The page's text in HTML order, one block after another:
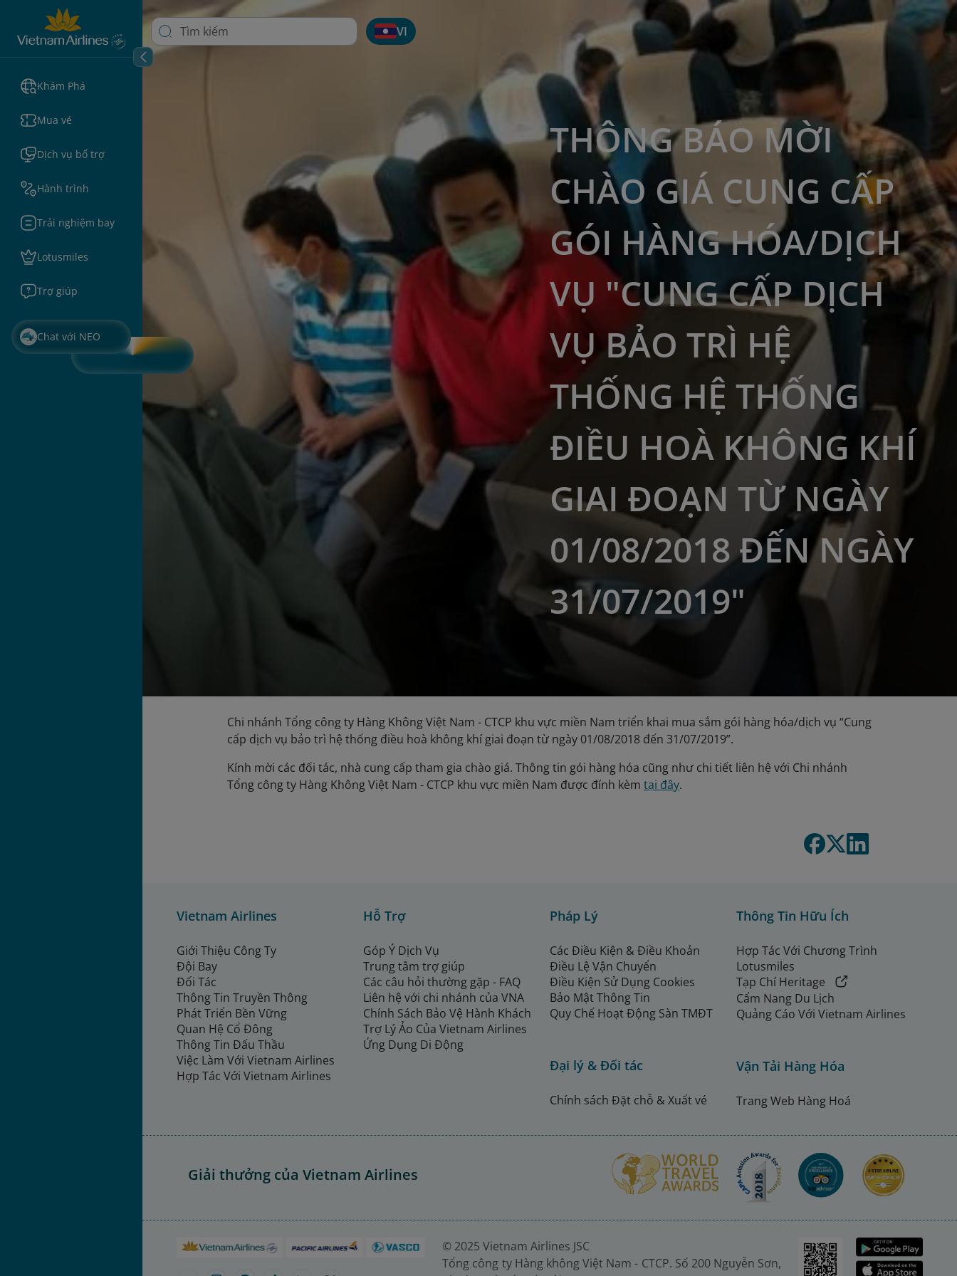
Khám Phá
Mua vé
Dịch vụ bổ trợ
Hành trình
Trải nghiệm bay
Lotusmiles
Trợ giúp
Chat với NEO
VI
THÔNG BÁO MỜI
CHÀO GIÁ CUNG CẤP
GÓI HÀNG HÓA/DỊCH
VỤ "CUNG CẤP DỊCH
VỤ BẢO TRÌ HỆ
THỐNG HỆ THỐNG
ĐIỀU HOÀ KHÔNG KHÍ
GIAI ĐOẠN TỪ NGÀY
01/08/2018 ĐẾN NGÀY
31/07/2019"
Chi nhánh Tổng công ty Hàng Không Việt Nam - CTCP khu vực miền Nam triển khai mua sắm gói hàng hóa/dịch vụ “Cung
cấp dịch vụ bảo trì hệ thống điều hoà không khí giai đoạn từ ngày 01/08/2018 đến 31/07/2019”.
Kính mời các đối tác, nhà cung cấp tham gia chào giá. Thông tin gói hàng hóa cũng như chi tiết liên hệ với Chi nhánh
Tổng công ty Hàng Không Việt Nam - CTCP khu vực miền Nam được đính kèmtại đây.
Vietnam Airlines
Giới Thiệu Công Ty
Đội Bay
Đối Tác
Thông Tin Truyền Thông
Phát Triển Bền Vững
Quan Hệ Cổ Đông
Thông Tin Đấu Thầu
Việc Làm Với Vietnam Airlines
Hợp Tác Với Vietnam Airlines
Hỗ Trợ
Góp Ý Dịch Vụ
Trung tâm trợ giúp
Các câu hỏi thường gặp - FAQ
Liên hệ với chi nhánh của VNA
Chính Sách Bảo Vệ Hành Khách
Trợ Lý Ảo Của Vietnam Airlines
Ứng Dụng Di Động
Pháp Lý
Các Điều Kiện & Điều Khoản
Điều Lệ Vận Chuyển
Điều Kiện Sử Dụng Cookies
Bảo Mật Thông Tin
Quy Chế Hoạt Động Sàn TMĐT
Đại lý & Đối tác
Chính sách Đặt chỗ & Xuất vé
Thông Tin Hữu Ích
Hợp Tác Với Chương Trình
Lotusmiles
Tạp Chí Heritage
Cẩm Nang Du Lịch
Quảng Cáo Với Vietnam Airlines
Vận Tải Hàng Hóa
Trang Web Hàng Hoá
Giải thưởng của Vietnam Airlines
© 2025 Vietnam Airlines JSC
Tổng công ty Hàng không Việt Nam - CTCP. Số 200 Nguyễn Sơn,